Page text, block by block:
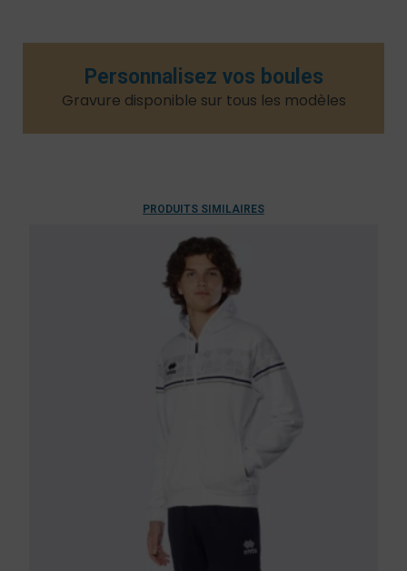
Personnalisez vos boules
Gravure disponible sur tous les modèles​
PRODUITS SIMILAIRES